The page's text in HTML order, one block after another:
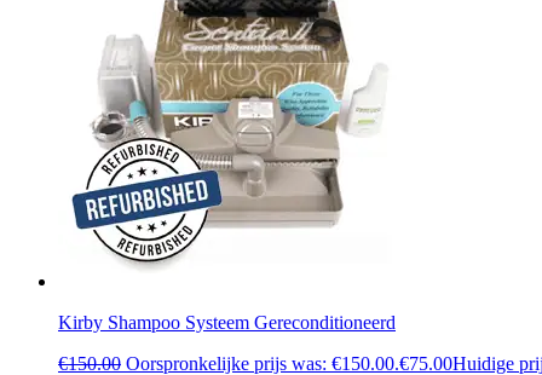
Kirby Shampoo Systeem Gereconditioneerd
€150.00 Oorspronkelijke prijs was: €150.00.€75.00Huidige